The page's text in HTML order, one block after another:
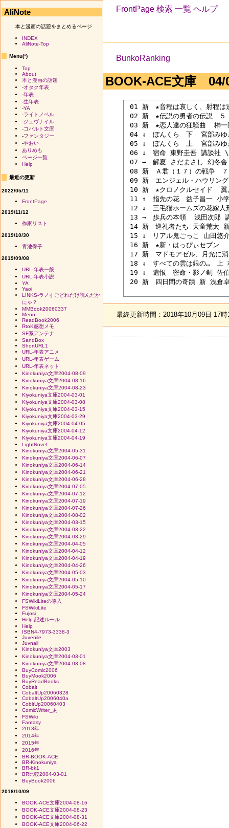
FrontPage 検索 一覧 ヘルプ
BunkoRanking
BOOK-ACE文庫 04/
01 新　★音程は哀しく、射程
02 新　★伝説の勇者の伝説　
03 新　★恋人達の狂騒曲  榊
04 ↓　ぼんくら　下  宮部み
05 ↓　ぼんくら　上  宮部み
06 ↓　宿命 東野圭吾 講談
07 →　解夏 さだまさし 幻
08 新　Ａ君（１７）の戦争
09 新　エンジェル・ハウリ
10 新　★クロノクルセイド
11 ↑　指先の花　益子昌一
12 ↓　三毛猫ホームズの花
13 →　歩兵の本領  浅田次
14 新　巡礼者たち 天童荒太
15 ↓　リアル鬼ごっこ 山田
16 新　★新・はっぴぃセブ
17 新　マドモアゼル、月光
18 ↓　すべての雲は銀の…　
19 ↓　遺恨　密命・影ノ剣
20 新　四日間の奇蹟 新 浅
最終更新時間：2018年10月09日 17
AliNote
本と漫画の話題をまとめるページ
INDEX
AliNote-Top
Menu(*)
Top
About
本と漫画の話題
-オタク年表
-年表
-生年表
-YA
-ライトノベル
-ジュヴナイル
-コバルト文庫
-ファンタジー
-やおい
ありめも
ページ一覧
Help
最近の更新
2022/05/11
FrontPage
2019/11/12
作家リスト
2019/10/30
青池保子
2019/09/08
URL-年表一般
URL-年表小説
YA
Yaoi
LINKS-ラノすごどれだけ読んだか
にゃ？
MMBook20060337
Menu
ReadBook2006
RtoK感想メモ
SF系アンテナ
SandBox
ShortURL1
URL-年表アニメ
URL-年表ゲーム
URL-年表ネット
Kinokuniya文庫2004-08-09
Kinokuniya文庫2004-08-16
Kinokuniya文庫2004-08-23
Kiyokuniya文庫2004-03-01
Kiyokuniya文庫2004-03-08
Kiyokuniya文庫2004-03-15
Kiyokuniya文庫2004-03-29
Kiyokuniya文庫2004-04-05
Kiyokuniya文庫2004-04-12
Kiyokuniya文庫2004-04-19
LightNovel
Kinokuniya文庫2004-05-31
Kinokuniya文庫2004-06-07
Kinokuniya文庫2004-06-14
Kinokuniya文庫2004-06-21
Kinokuniya文庫2004-06-28
Kinokuniya文庫2004-07-05
Kinokuniya文庫2004-07-12
Kinokuniya文庫2004-07-19
Kinokuniya文庫2004-07-26
Kinokuniya文庫2004-08-02
Kinokuniya文庫2004-03-15
Kinokuniya文庫2004-03-22
Kinokuniya文庫2004-03-29
Kinokuniya文庫2004-04-05
Kinokuniya文庫2004-04-12
Kinokuniya文庫2004-04-19
Kinokuniya文庫2004-04-26
Kinokuniya文庫2004-05-03
Kinokuniya文庫2004-05-10
Kinokuniya文庫2004-05-17
Kinokuniya文庫2004-05-24
FSWikiLiteの導入
FSWikiLite
Fujosi
Help-記述ルール
Help
ISBN4-7973-3338-3
Juvenile
Juvnail
Kinokuniya文庫2003
Kinokuniya文庫2004-03-01
Kinokuniya文庫2004-03-08
BuyComic2006
BuyMook2006
BuyReadBooks
Cobalt
CobaltUp20060328
CobaltUp2006040a
CobltUp20060403
ComicWriter_あ
FSWiki
Fantasy
2013年
2014年
2015年
2016年
BR-BOOK-ACE
BR-Kinokuniya
BR-bk1
BR比較2004-03-01
BuyBook2006
2018/10/09
BOOK-ACE文庫2004-08-16
BOOK-ACE文庫2004-08-23
BOOK-ACE文庫2004-08-31
BOOK-ACE文庫2004-06-22